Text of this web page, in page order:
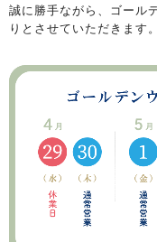
誠に勝手ながら、ゴール
りとさせていただきます。